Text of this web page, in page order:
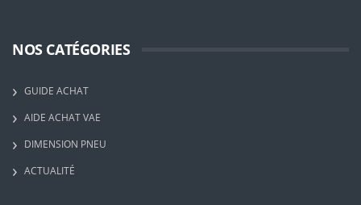
NOS CATÉGORIES
GUIDE ACHAT
AIDE ACHAT VAE
DIMENSION PNEU
ACTUALITÉ